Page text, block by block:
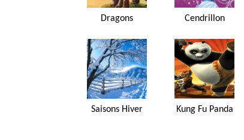
Dragons Cendrillon
Saisons Hiver Kung Fu Panda